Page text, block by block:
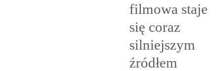
filmowa staje
się coraz
silniejszym
źródłem